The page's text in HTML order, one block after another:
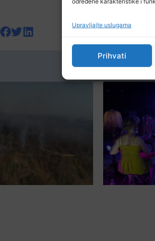
Upravljajte uslugama
Prihvati